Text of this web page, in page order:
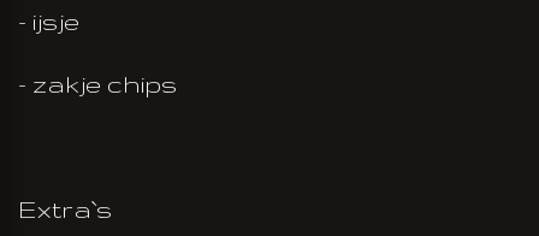
- ijsje
- zakje chips
Extra`s